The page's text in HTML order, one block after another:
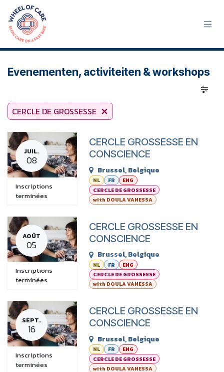
Se rendre au contenu
Evenementen, activiteiten & workshops
CERCLE DE GROSSESSE
JUIL.
08
Inscriptions
terminées
CERCLE GROSSESSE EN
CONSCIENCE
Brussel,Belgique
NL FR
ENG
CERCLE DE GROSSESSE
with DOULA VANESSA
AOÛT
05
Inscriptions
terminées
CERCLE GROSSESSE EN
CONSCIENCE
Brussel,Belgique
NL FR
ENG
CERCLE DE GROSSESSE
with DOULA VANESSA
SEPT.
16
Inscriptions
terminées
CERCLE GROSSESSE EN
CONSCIENCE
Brussel,Belgique
NL FR
ENG
CERCLE DE GROSSESSE
with DOULA VANESSA